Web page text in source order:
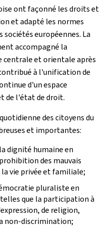
ont façonné les droits et
et adapté les normes
européennes. La
accompagné la
centrale et orientale après
à l'unification de
d'un espace
de l'état de droit.
des citoyens du
et importantes:
dignité humaine en
des mauvais
vie privée et familiale;
pluraliste en
que la participation à
de religion,
non-discrimination;